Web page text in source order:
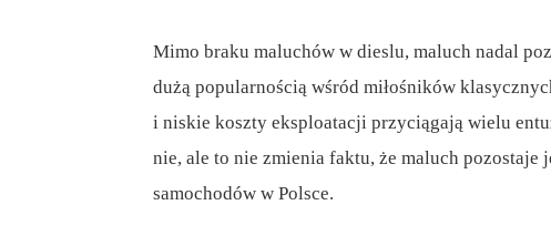
Mimo braku maluchów w dieslu, maluch nadal
dużą popularnością wśród miłośników
i niskie koszty eksploatacji przyciągają wielu
nie, ale to nie zmienia faktu, że maluch
samochodów w Polsce.